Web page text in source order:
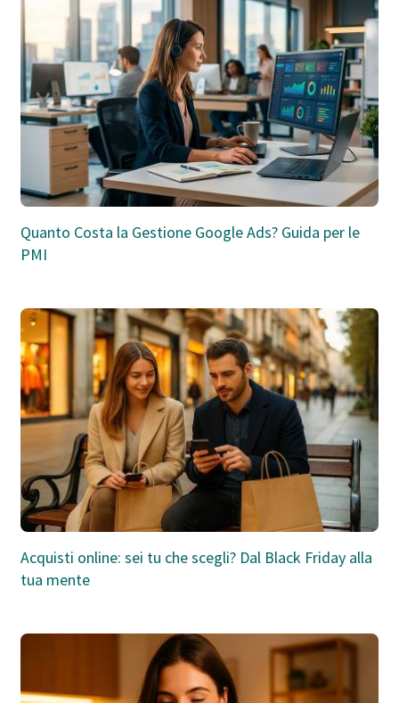
Quanto Costa la Gestione Google Ads? Guida per le
PMI
Acquisti online: sei tu che scegli? Dal Black Friday alla
tua mente